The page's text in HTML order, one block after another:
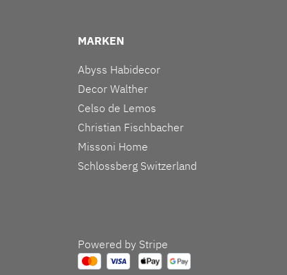
MARKEN
Abyss Habidecor
Decor Walther
Celso de Lemos
Christian Fischbacher
Missoni Home
Schlossberg Switzerland
Powered by Stripe